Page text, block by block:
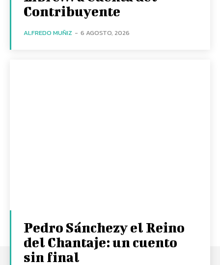
Contribuyente
ALFREDO MUÑIZ - 6 AGOSTO, 2026
Pedro Sánchezy el Reino
del Chantaje: un cuento
sin final